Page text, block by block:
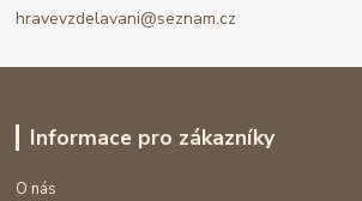
hravevzdelavani@seznam.cz
Informace pro zákazníky
O nás